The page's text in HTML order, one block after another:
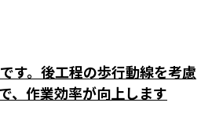
す。後工程の歩行動線を考慮
、作業効率が向上します